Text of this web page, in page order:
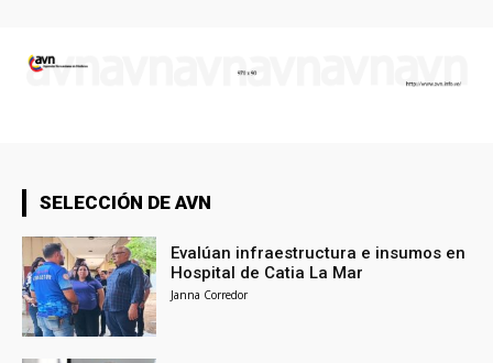
SELECCIÓN DE AVN
Evalúan infraestructura e insumos en
Hospital de Catia La Mar
Janna Corredor